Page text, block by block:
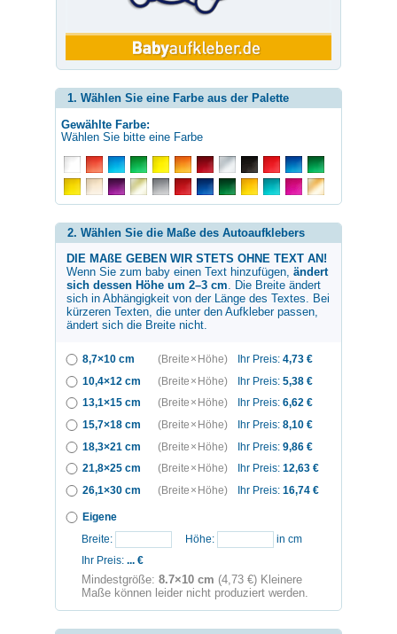
1. Wählen Sie eine Farbe aus der Palette
Gewählte Farbe:
Wählen Sie bitte eine Farbe
2. Wählen Sie die Maße des Autoaufklebers
DIE MAßE GEBEN WIR STETS OHNE TEXT AN!
Wenn Sie zum baby einen Text hinzufügen, ändert
sich dessen Höhe um 2–3 cm . Die Breite ändert
sich in Abhängigkeit von der Länge des Textes. Bei
kürzeren Texten, die unter den Aufkleber passen,
ändert sich die Breite nicht.
8,7×10 cm (Breite × Höhe) Ihr Preis: 4,73 €
10,4×12 cm
(Breite × Höhe) Ihr Preis: 5,38 €
13,1×15 cm
(Breite × Höhe) Ihr Preis: 6,62 €
15,7×18 cm
(Breite × Höhe) Ihr Preis: 8,10 €
18,3×21 cm
(Breite × Höhe) Ihr Preis: 9,86 €
21,8×25 cm
(Breite × Höhe) Ihr Preis: 12,63 €
26,1×30 cm
(Breite × Höhe) Ihr Preis: 16,74 €
Eigene
Breite:
Höhe:
in cm
Ihr Preis: ... €
Mindestgröße: 8.7×10 cm (4,73 €) Kleinere
Maße können leider nicht produziert werden.